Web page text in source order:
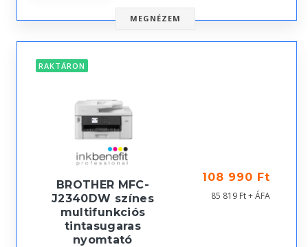
MEGNÉZEM
RAKTÁRON
BROTHER MFC-
J2340DW színes
multifunkciós
tintasugaras
nyomtató
108 990 Ft
85 819 Ft + ÁFA